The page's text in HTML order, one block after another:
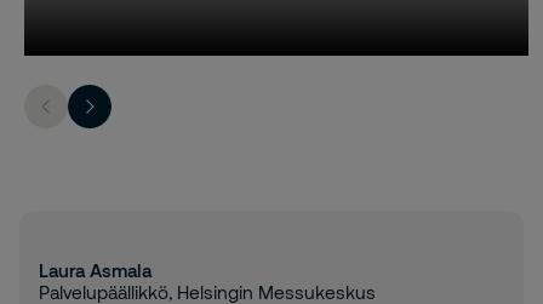
Laura Asmala
Palvelupäällikkö, Helsingin Messukeskus